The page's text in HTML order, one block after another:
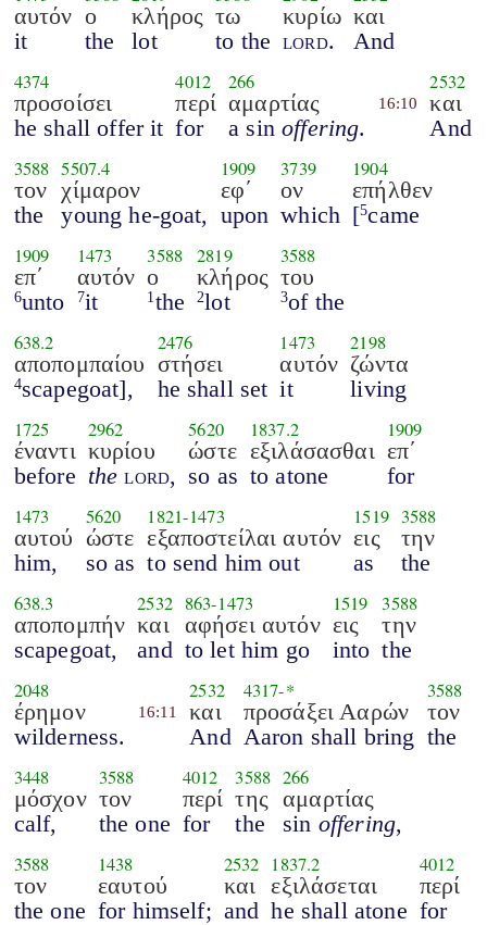
αυτόν
it
ο
the
κλήρος
lot
τω
to the
κυρίω
lord.
και
And
4374
προσοίσει
he shall offer it
4012
περί
for
266
αμαρτίας
a sinoffering.
16:10
2532
και
And
3588
τον
the
5507.4
χίμαρον
young he-goat,
1909
εφ΄
upon
3739
ον
which
1904
επήλθεν
[5came
1909
επ΄
6unto
1473
αυτόν
7it
3588
ο
1 the
2819
κλήρος
2lot
3588
του
3of the
638.2
αποπομπαίου
4scapegoat],
2476
στήσει
he shall set
1473
αυτόν
it
2198
ζώντα
living
1725
έναντι
before
2962
κυρίου
the lord,
5620
ώστε
so as
1837.2
εξιλάσασθαι
to atone
1909
επ΄
for
1473
αυτού
him,
5620
ώστε
so as
1821-1473
εξαποστείλαι αυτόν
to send him out
1519
εις
as
3588
την
the
638.3
αποπομπήν
scapegoat,
2532
και
and
863-1473
αφήσει αυτόν
to let him go
1519
εις
into
3588
την
the
2048
έρημον
wilderness.
16:11
2532
και
And
4317-*
προσάξει Ααρών
Aaron shall bring
3588
τον
the
3448
μόσχον
calf,
3588
τον
the one
4012
περί
for
3588
της
the
266
αμαρτίας
sin offering,
3588
τον
the one
1438
εαυτού
for himself;
2532
και
and
1837.2
εξιλάσεται
he shall atone
4012
περί
for